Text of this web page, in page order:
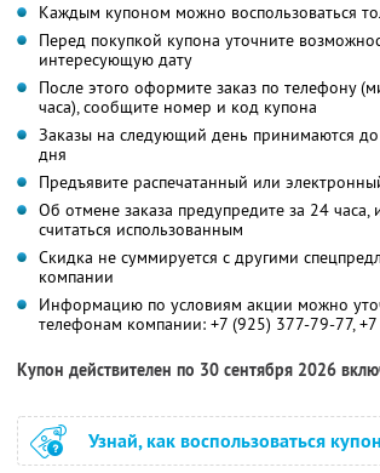
Каждым купоном можно воспользоваться
Перед покупкой купона уточните
интересующую дату
После этого оформите заказ по телефону
часа), сообщите номер и код купона
Заказы на следующий день принимаются
дня
Предъявите распечатанный или
Об отмене заказа предупредите за 24 часа,
считаться использованным
Скидка не суммируется с другими
компании
Информацию по условиям акции можно
телефонам компании: +7 (925) 377-79-77,
Купон действителен по 30 сентября 2026
Узнай, как воспользоваться